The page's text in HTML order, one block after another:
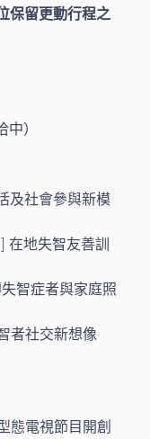
保留更動行程之
）
及社會參與新模
在地失智友善訓
智症者與家庭照
者社交新想像
態電視節目開創